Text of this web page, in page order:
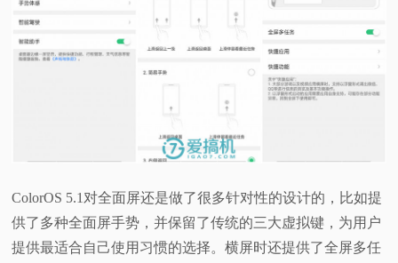
ColorOS 5.1对全面屏还是做了很多针对性的设计的，比如提
供了多种全面屏手势，并保留了传统的三大虚拟键，为用户
提供最适合自己使用习惯的选择。横屏时还提供了全屏多任